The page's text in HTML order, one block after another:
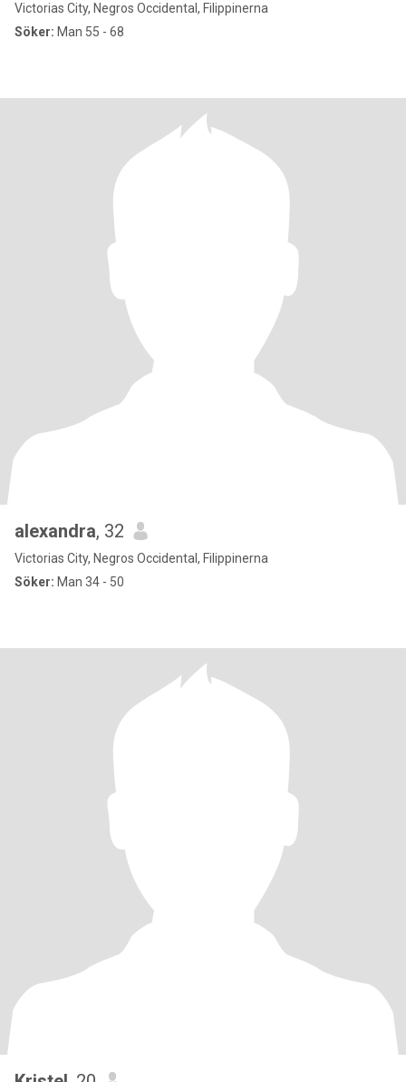
Victorias City, Negros Occidental, Filippinerna
Söker: Man 55 - 68
alexandra, 32
Victorias City, Negros Occidental, Filippinerna
Söker: Man 34 - 50